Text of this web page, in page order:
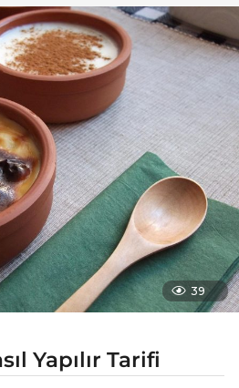
39
Yapılır Tarifi